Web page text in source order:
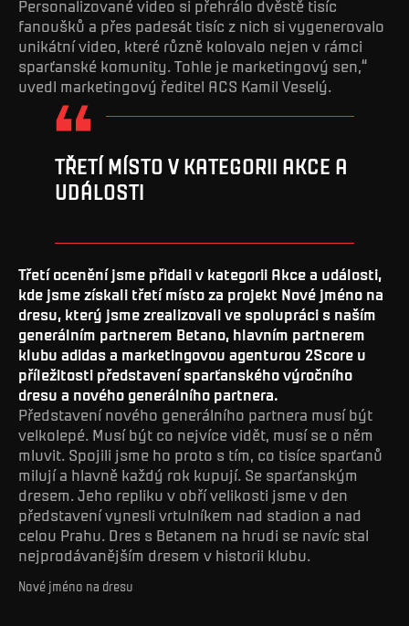
Personalizované video si přehrálo dvěstě tisíc
fanoušků a přes padesát tisíc z nich si vygenerovalo
unikátní video, které různě kolovalo nejen v rámci
sparťanské komunity. Tohle je marketingový sen,“
uvedl marketingový ředitel ACS Kamil Veselý.
TŘETÍ MÍSTO V KATEGORII AKCE A
UDÁLOSTI
Třetí ocenění jsme přidali v kategorii Akce a události,
kde jsme získali třetí místo za projekt Nové jméno na
dresu, který jsme zrealizovali ve spolupráci s naším
generálním partnerem Betano, hlavním partnerem
klubu adidas a marketingovou agenturou 2Score u
příležitosti představení sparťanského výročního
dresu a nového generálního partnera.
Představení nového generálního partnera musí být
velkolepé. Musí být co nejvíce vidět, musí se o něm
mluvit. Spojili jsme ho proto s tím, co tisíce sparťanů
milují a hlavně každý rok kupují. Se sparťanským
dresem. Jeho repliku v obří velikosti jsme v den
představení vynesli vrtulníkem nad stadion a nad
celou Prahu. Dres s Betanem na hrudi se navíc stal
nejprodávanějším dresem v historii klubu.
Nové jméno na dresu